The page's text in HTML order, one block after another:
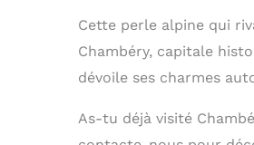
Cette perle alpine qui
Chambéry, capitale
dévoile ses charmes
As-tu déjà visité